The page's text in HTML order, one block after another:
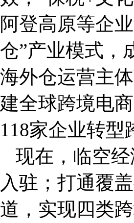
阿登高原等企
仓”产业模式，
海外仓运营主
建全球跨境电
118家企业转型
现在，临空
入驻；打通覆
道，实现四类